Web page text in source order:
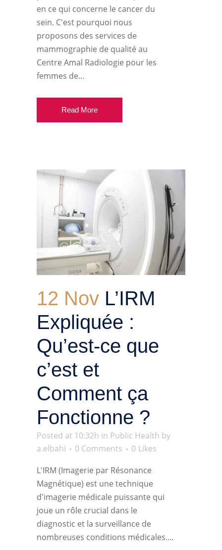
en ce qui concerne le cancer du
sein. C'est pourquoi nous
proposons des services de
mammographie de qualité au
Centre Amal Radiologie pour les
femmes de...
Read More
12 Nov L’IRM
Expliquée :
Qu’est-ce que
c’est et
Comment ça
Fonctionne ?
Posted at 10:32h in Public Health by
a.elbahi
0 Comments 0 Likes
L'IRM (Imagerie par Résonance
Magnétique) est une technique
d'imagerie médicale puissante qui
joue un rôle crucial dans le
diagnostic et la surveillance de
nombreuses conditions médicales....